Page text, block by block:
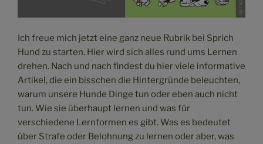
Ich freue mich jetzt eine ganz neue Rubrik bei Sprich
Hund zu starten. Hier wird sich alles rund ums Lernen
drehen. Nach und nach findest du hier viele informative
Artikel, die ein bisschen die Hintergründe beleuchten,
warum unsere Hunde Dinge tun oder eben auch nicht
tun. Wie sie überhaupt lernen und was für
verschiedene Lernformen es gibt. Was es bedeutet
über Strafe oder Belohnung zu lernen oder aber, was